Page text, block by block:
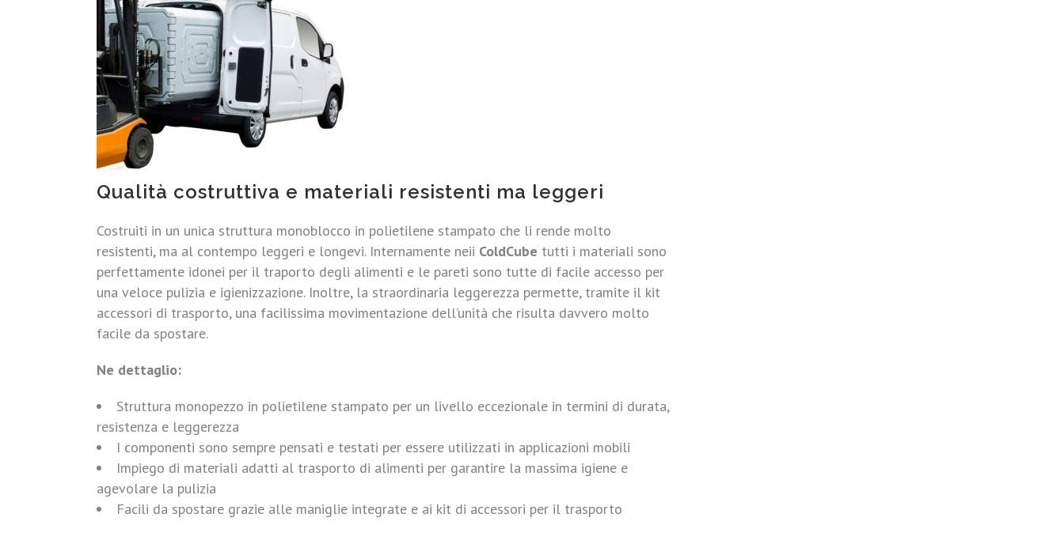
Qualità costruttiva e materiali resistenti ma leggeri
Costruiti in un unica struttura monoblocco in polietilene stampato che li rende molto
resistenti, ma al contempo leggeri e longevi. Internamente neii ColdCube tutti i materiali sono
perfettamente idonei per il traporto degli alimenti e le pareti sono tutte di facile accesso per
una veloce pulizia e igienizzazione. Inoltre, la straordinaria leggerezza permette, tramite il kit
accessori di trasporto, una facilissima movimentazione dell’unità che risulta davvero molto
facile da spostare.
Ne dettaglio:
Struttura monopezzo in polietilene stampato per un livello eccezionale in termini di durata,
resistenza e leggerezza
I componenti sono sempre pensati e testati per essere utilizzati in applicazioni mobili
Impiego di materiali adatti al trasporto di alimenti per garantire la massima igiene e
agevolare la pulizia
Facili da spostare grazie alle maniglie integrate e ai kit di accessori per il trasporto